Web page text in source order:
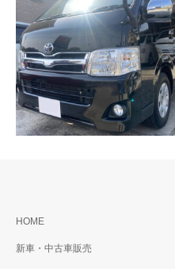
ホンダ ライフ
HOME
新車・中古車販売